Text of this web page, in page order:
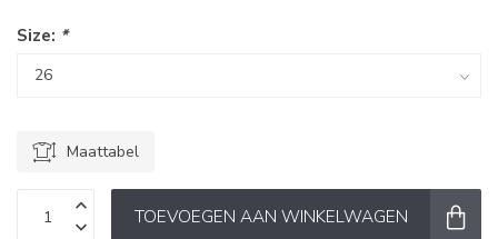
Size: *
Maattabel
TOEVOEGEN AAN WINKELWAGEN